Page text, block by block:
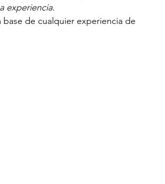
experiencia.
base de cualquier experiencia de